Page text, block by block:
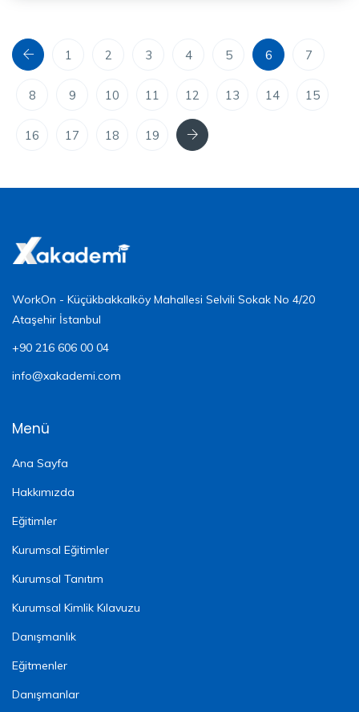
Önceki1 2 3 4 5 6 7
8 9 10 11 12 13 14 15
16 17 18 19 Sonraki
WorkOn - Küçükbakkalköy Mahallesi Selvili Sokak No 4/20
Ataşehir İstanbul
+90 216 606 00 04
info@xakademi.com
Menü
Ana Sayfa
Hakkımızda
Eğitimler
Kurumsal Eğitimler
Kurumsal Tanıtım
Kurumsal Kimlik Kılavuzu
Danışmanlık
Eğitmenler
Danışmanlar